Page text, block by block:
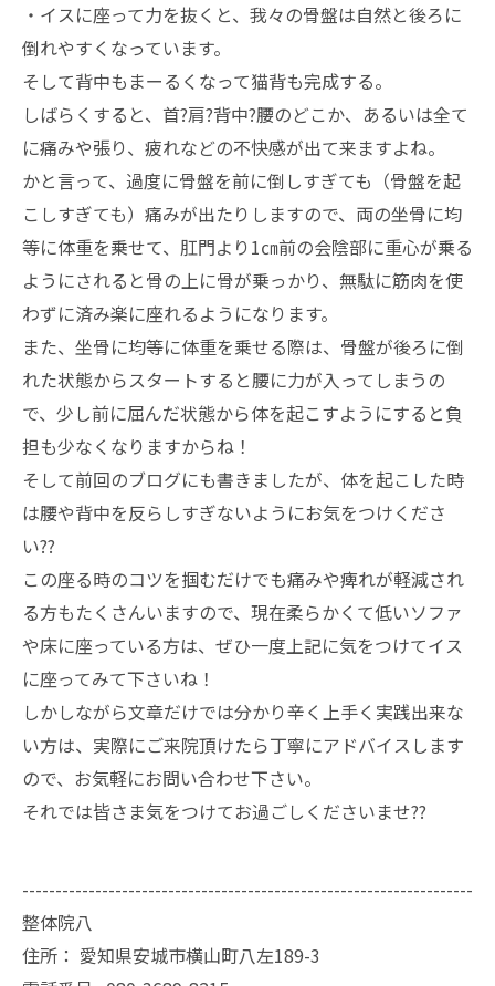
・イスに座って力を抜くと、我々の骨盤は自然と後ろに
倒れやすくなっています。
そして背中もまーるくなって猫背も完成する。
しばらくすると、首?肩?背中?腰のどこか、あるいは全て
に痛みや張り、疲れなどの不快感が出て来ますよね。
かと言って、過度に骨盤を前に倒しすぎても（骨盤を起
こしすぎても）痛みが出たりしますので、両の坐骨に均
等に体重を乗せて、肛門より1㎝前の会陰部に重心が乗る
ようにされると骨の上に骨が乗っかり、無駄に筋肉を使
わずに済み楽に座れるようになります。
また、坐骨に均等に体重を乗せる際は、骨盤が後ろに倒
れた状態からスタートすると腰に力が入ってしまうの
で、少し前に屈んだ状態から体を起こすようにすると負
担も少なくなりますからね！
そして前回のブログにも書きましたが、体を起こした時
は腰や背中を反らしすぎないようにお気をつけくださ
い??
この座る時のコツを掴むだけでも痛みや痺れが軽減され
る方もたくさんいますので、現在柔らかくて低いソファ
や床に座っている方は、ぜひ一度上記に気をつけてイス
に座ってみて下さいね！
しかしながら文章だけでは分かり辛く上手く実践出来な
い方は、実際にご来院頂けたら丁寧にアドバイスします
ので、お気軽にお問い合わせ下さい。
それでは皆さま気をつけてお過ごしくださいませ??
--------------------------------------------------------------------
整体院八
住所： 愛知県安城市横山町八左189-3